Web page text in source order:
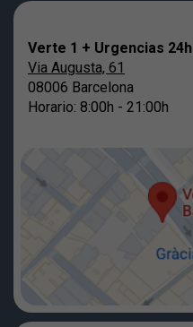
Verte 1 + Urgencias 24h
Via Augusta, 61
08006 Barcelona
Horario: 8:00h - 21:00h